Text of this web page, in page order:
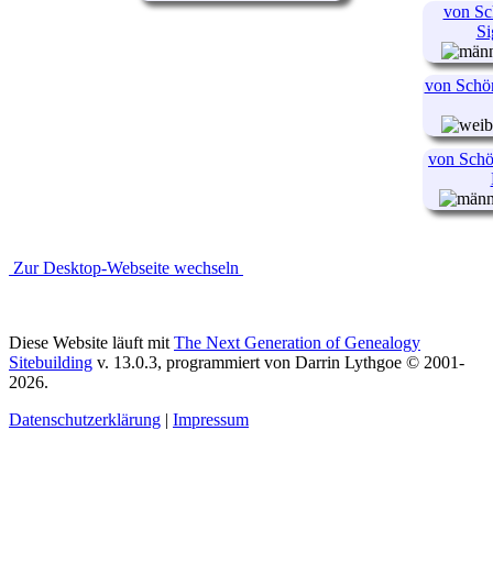
von
von
von
Zur Desktop-Webseite wechseln
Diese Website läuft mit The Next Generation of Genealogy
Sitebuilding v. 13.0.3, programmiert von Darrin Lythgoe © 2001-
2026.
Datenschutzerklärung | Impressum